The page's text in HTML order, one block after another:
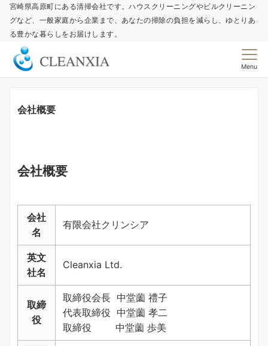
宮崎県高原町にある清掃会社です。ハウスクリーニングやビルクリーニン
グなど、一般家庭から企業まで、あなたの掃除の負担を減らし、ゆとりあ
る豊かな暮らしをお届けします。
Menu
会社概要
会社概要
会社
名
有限会社クリンシア
英文
社名
Cleanxia Ltd.
取締
役
取締役会長 中堂薗 禮子
代表取締役 中堂薗 孝二
取締役 中堂薗 歩美